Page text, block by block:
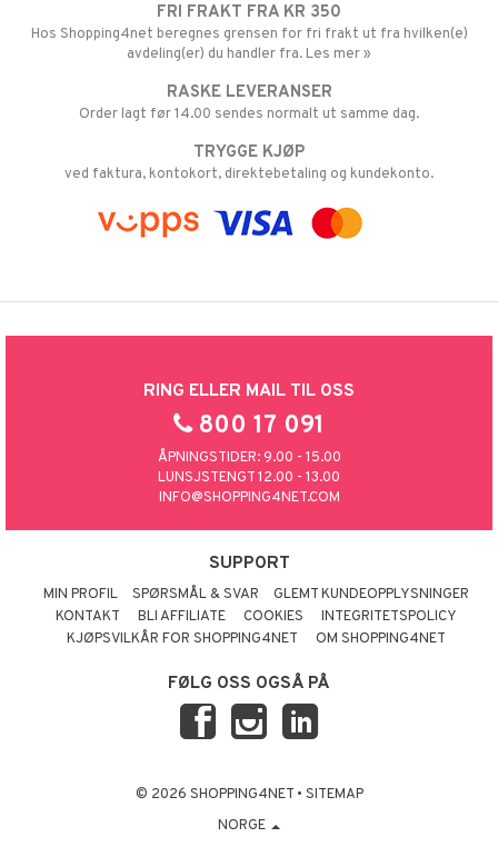
FRI FRAKT FRA KR 350
Hos Shopping4net beregnes grensen for fri frakt ut fra hvilken(e)
avdeling(er) du handler fra. Les mer »
RASKE LEVERANSER
Order lagt før 14.00 sendes normalt ut samme dag.
TRYGGE KJØP
ved faktura, kontokort, direktebetaling og kundekonto.
RING ELLER MAIL TIL OSS
800 17 091
ÅPNINGSTIDER: 9.00 - 15.00
LUNSJSTENGT 12.00 - 13.00
INFO@SHOPPING4NET.COM
SUPPORT
MIN PROFIL SPØRSMÅL & SVAR
GLEMT KUNDEOPPLYSNINGER
KONTAKT
BLI AFFILIATE COOKIES
INTEGRITETSPOLICY
KJØPSVILKÅR FOR SHOPPING4NET
OM SHOPPING4NET
FØLG OSS OGSÅ PÅ
© 2026 SHOPPING4NET • SITEMAP
NORGE